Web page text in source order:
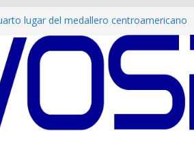
lugar del medallero centroamericano
deja en el terreno a Panamá y suma su
Domingo 2026
Venezuela la única medalla en el
Juegos Centroamericanos
oro y plata para Venezuela en las
venezolana Nicole Saavedra logra histórico